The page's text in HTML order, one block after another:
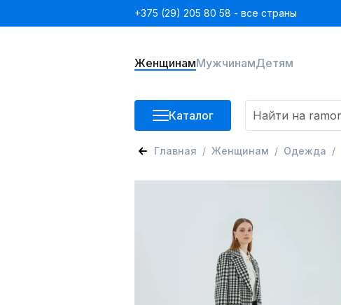
+375 (29) 205 80 58 - все страны
ЖенщинамМужчинамДетям
Каталог
Главная Женщинам Одежда